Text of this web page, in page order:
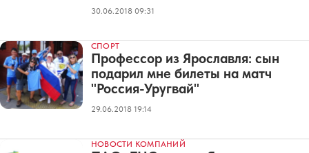
30.06.2018 09:31
СПОРТ
Профессор из Ярославля: сын
подарил мне билеты на матч
"Россия-Уругвай"
29.06.2018 19:14
НОВОСТИ КОМПАНИЙ